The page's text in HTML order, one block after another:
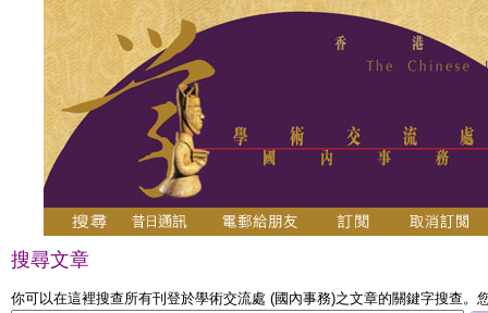
搜尋文章
你可以在這裡搜查所有刊登於學術交流處 (國內事務)之文章的關鍵字搜查